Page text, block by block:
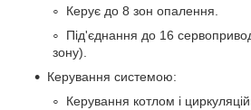
Керує до 8 зон опалення.
Під'єднання до 16
зону).
Керування системою:
Керування котлом і